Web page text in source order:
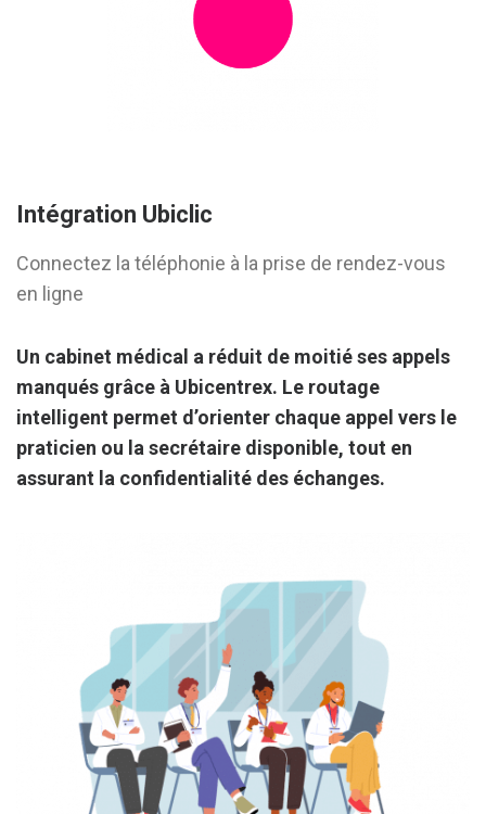
Intégration Ubiclic
Connectez la téléphonie à la prise de rendez-vous
en ligne
Un cabinet médical a réduit de moitié ses appels
manqués grâce à Ubicentrex. Le routage
intelligent permet d’orienter chaque appel vers le
praticien ou la secrétaire disponible, tout en
assurant la confidentialité des échanges.